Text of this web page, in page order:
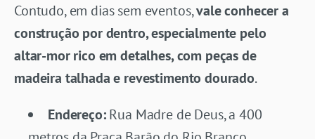
Contudo, em dias sem eventos,vale conhecer a
construção por dentro, especialmente pelo
altar-mor rico em detalhes, com peças de
madeira talhada e revestimento dourado.
Endereço:Rua Madre de Deus, a 400